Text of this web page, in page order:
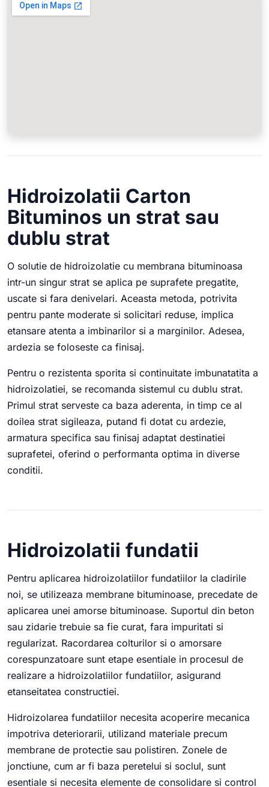
Hidroizolatii Carton
Bituminos un strat sau
dublu strat
O solutie de hidroizolatie cu membrana bituminoasa
intr-un singur strat se aplica pe suprafete pregatite,
uscate si fara denivelari. Aceasta metoda, potrivita
pentru pante moderate si solicitari reduse, implica
etansare atenta a imbinarilor si a marginilor. Adesea,
ardezia se foloseste ca finisaj.
Pentru o rezistenta sporita si continuitate imbunatatita a
hidroizolatiei, se recomanda sistemul cu dublu strat.
Primul strat serveste ca baza aderenta, in timp ce al
doilea strat sigileaza, putand fi dotat cu ardezie,
armatura specifica sau finisaj adaptat destinatiei
suprafetei, oferind o performanta optima in diverse
conditii.
Hidroizolatii fundatii
Pentru aplicarea hidroizolatiilor fundatiilor la cladirile
noi, se utilizeaza membrane bituminoase, precedate de
aplicarea unei amorse bituminoase. Suportul din beton
sau zidarie trebuie sa fie curat, fara impuritati si
regularizat. Racordarea colturilor si o amorsare
corespunzatoare sunt etape esentiale in procesul de
realizare a hidroizolatiilor fundatiilor, asigurand
etanseitatea constructiei.
Hidroizolarea fundatiilor necesita acoperire mecanica
impotriva deteriorarii, utilizand materiale precum
membrane de protectie sau polistiren. Zonele de
jonctiune, cum ar fi baza peretelui si soclul, sunt
esentiale si necesita elemente de consolidare si control